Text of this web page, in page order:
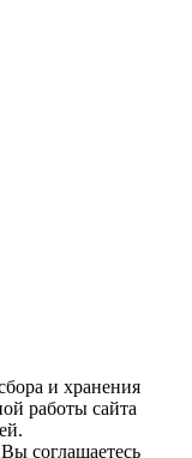
и хранения
работы сайта
соглашаетесь